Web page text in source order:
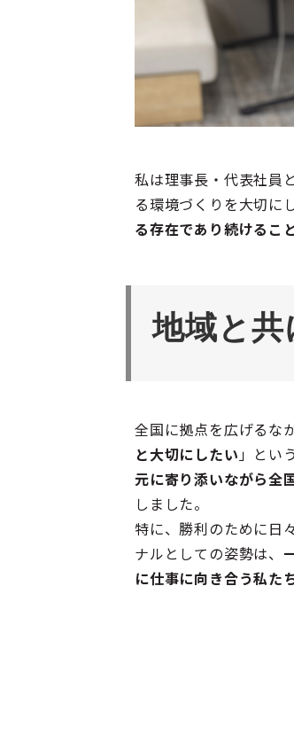
私は理事長・代表社員
る環境づくりを大切に
る存在であり続けるこ
地域と
全国に拠点を広げるな
と大切にしたい」とい
元に寄り添いながら全
しました。
特に、勝利のために日
ナルとしての姿勢は、
に仕事に向き合う私た